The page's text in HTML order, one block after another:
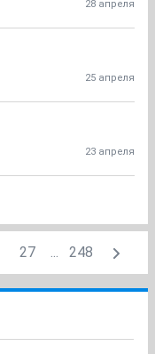
28 апреля
25 апреля
23 апреля
27 ... 248